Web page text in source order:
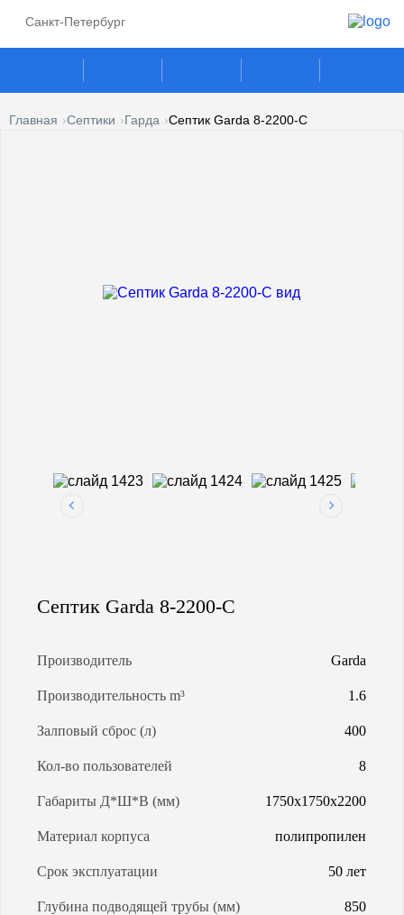
Санкт-Петербург
ПОГРЕБА
АРЕНДА ГАЗГОЛЬДЕРОВ
КАЛЬКУЛЯТОР ГАЗГОЛЬДЕРА
КАЛЬКУЛЯТОР СЕПТИКОВ
Главная Септики Гарда Септик Garda 8-2200-C
Септик Garda 8-2200-C
Производитель Garda
Производительность m³ 1.6
Залповый сброс (л) 400
Кол-во пользователей 8
Габариты Д*Ш*В (мм) 1750х1750х2200
Материал корпуса полипропилен
Срок эксплуатации 50 лет
Глубина подводящей трубы (мм) 850